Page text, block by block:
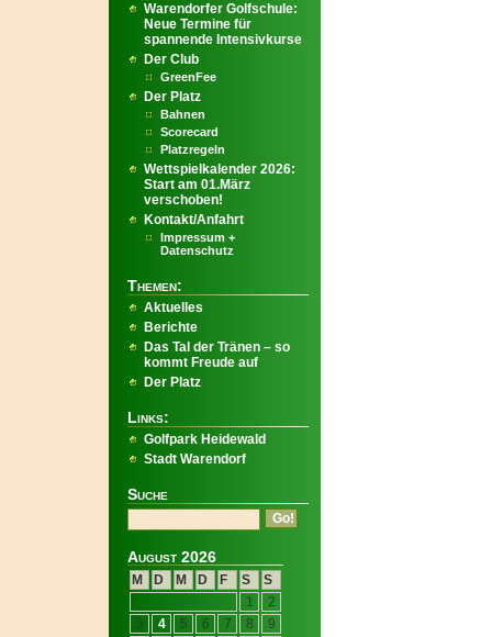
Warendorfer Golfschule:
Neue Termine für
spannende Intensivkurse
Der Club
GreenFee
Der Platz
Bahnen
Scorecard
Platzregeln
Wettspielkalender 2026:
Start am 01.März
verschoben!
Kontakt/Anfahrt
Impressum +
Datenschutz
Themen:
Aktuelles
Berichte
Das Tal der Tränen – so
kommt Freude auf
Der Platz
Links:
Golfpark Heidewald
Stadt Warendorf
Suche
August 2026
M D M D F S
S
1
2
3
4 5 6 7 8
9